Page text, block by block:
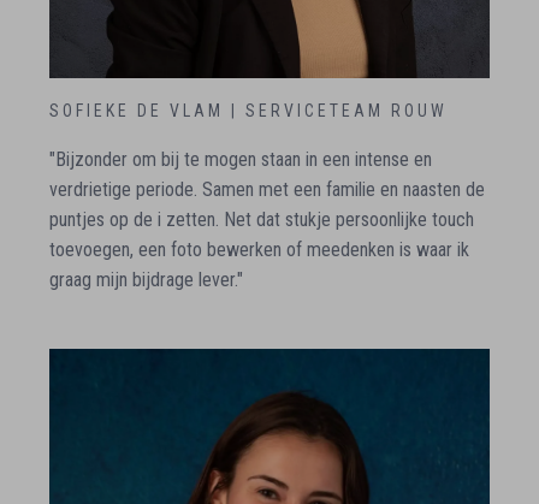
SOFIEKE DE VLAM | SERVICETEAM ROUW
"Bijzonder om bij te mogen staan in een intense en
verdrietige periode. Samen met een familie en naasten de
puntjes op de i zetten. Net dat stukje persoonlijke touch
toevoegen, een foto bewerken of meedenken is waar ik
graag mijn bijdrage lever."